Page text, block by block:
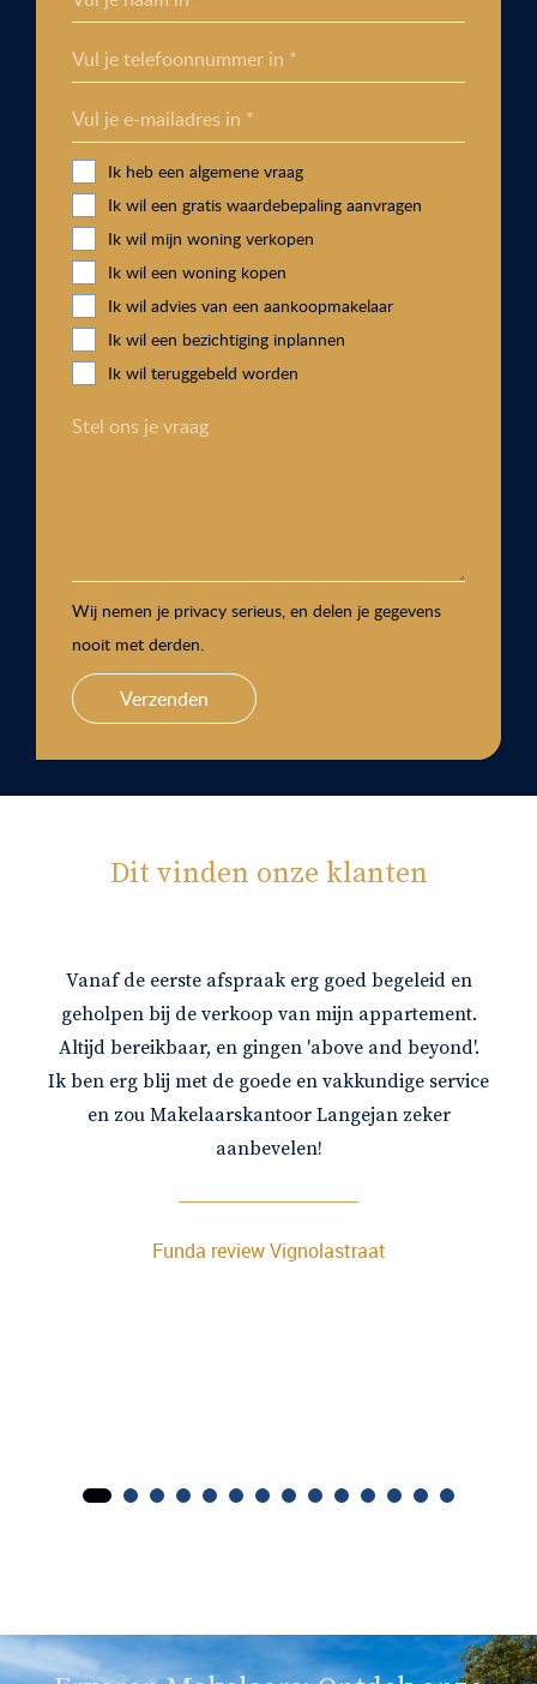
Vul je telefoonnummer in *
Vul je e-mailadres in *
Ik heb een algemene vraag
Ik wil een gratis waardebepaling aanvragen
Ik wil mijn woning verkopen
Ik wil een woning kopen
Ik wil advies van een aankoopmakelaar
Ik wil een bezichtiging inplannen
Ik wil teruggebeld worden
Stel ons je vraag
Wij nemen je privacy serieus, en delen je gegevens
nooit met derden.
Verzenden
Dit vinden onze klanten
Vanaf de eerste afspraak erg goed begeleid en
geholpen bij de verkoop van mijn appartement.
Altijd bereikbaar, en gingen 'above and beyond'.
Ik ben erg blij met de goede en vakkundige service
en zou Makelaarskantoor Langejan zeker
aanbevelen!
Funda review Vignolastraat